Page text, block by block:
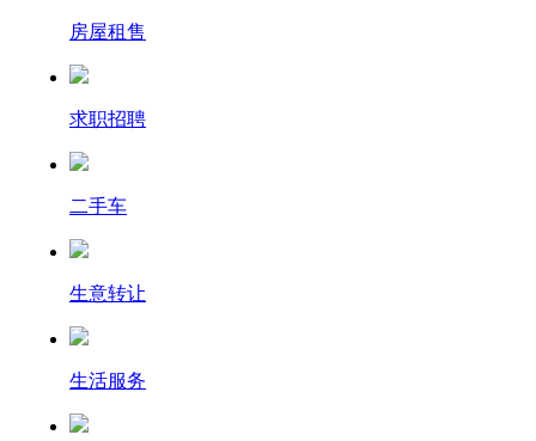
房屋租售
求职招聘
二手车
生意转让
生活服务